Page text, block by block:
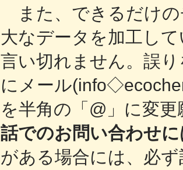
また、できるだけの
大なデータを加工し
言い切れません。誤
にメール
を半角の「@」に変
話でのお問い合わせ
がある場合には、必